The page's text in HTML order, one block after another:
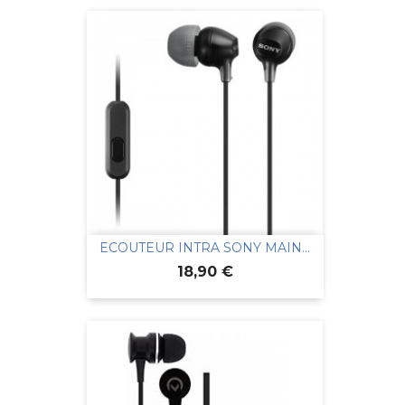
ECOUTEUR INTRA SONY MAIN...
Prix
18,90 €